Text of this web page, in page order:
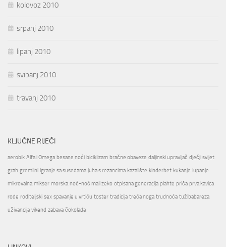
kolovoz 2010
srpanj 2010
lipanj 2010
svibanj 2010
travanj 2010
KLJUČNE RIJEČI
aerobik Alfa i Omega besane noći biciklizam bračne obaveze daljinski upravljač dječji svijet
grah gremlini igranje sa susedama juha s rezancima kazalište kinderbet kukanje lupanje
mikrovalna mikser morska noć-noć mali zeko otpisana generacija plahte priča prva kavica
rode roditeljski sex spavanje u vrtiću toster tradicija treća noga trudnoća tužibabareza
uživancija vikend zabava čokolada